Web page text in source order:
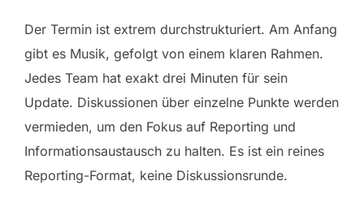
Der Termin ist extrem durchstrukturiert. Am Anfang
gibt es Musik, gefolgt von einem klaren Rahmen.
Jedes Team hat exakt drei Minuten für sein
Update. Diskussionen über einzelne Punkte werden
vermieden, um den Fokus auf Reporting und
Informationsaustausch zu halten. Es ist ein reines
Reporting-Format, keine Diskussionsrunde.